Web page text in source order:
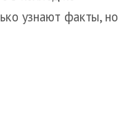
узнают факты, но